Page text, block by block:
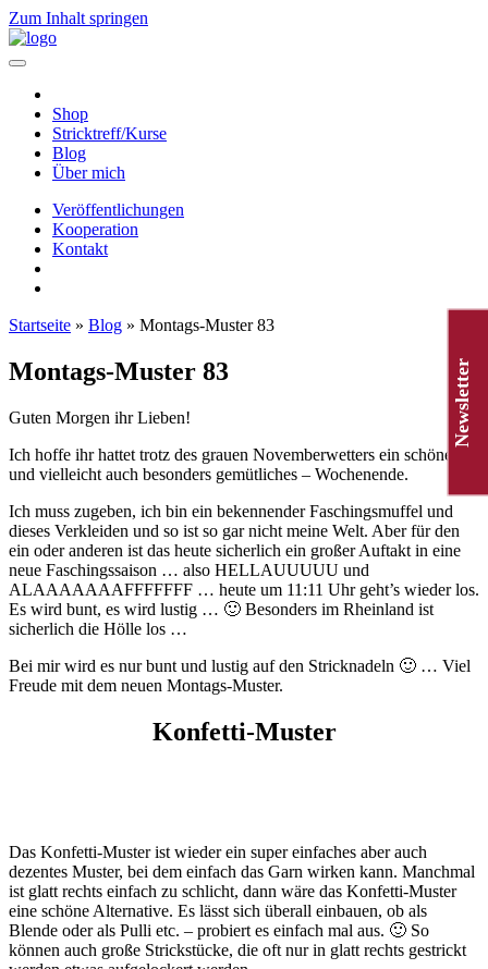
Zum Inhalt springen
Hauptnavigation
Shop
Stricktreff/Kurse
Blog
Über mich
Veröffentlichungen
Kooperation
Kontakt
Startseite » Blog » Montags-Muster 83
Montags-Muster 83
Guten Morgen ihr Lieben!
Ich hoffe ihr hattet trotz des grauen Novemberwetters ein schönes –
und vielleicht auch besonders gemütliches – Wochenende.
Ich muss zugeben, ich bin ein bekennender Faschingsmuffel und
dieses Verkleiden und so ist so gar nicht meine Welt. Aber für den
ein oder anderen ist das heute sicherlich ein großer Auftakt in eine
neue Faschingssaison … also HELLAUUUUU und
ALAAAAAAAFFFFFFF … heute um 11:11 Uhr geht’s wieder los.
Es wird bunt, es wird lustig … 🙂 Besonders im Rheinland ist
sicherlich die Hölle los …
Bei mir wird es nur bunt und lustig auf den Stricknadeln 🙂 … Viel
Freude mit dem neuen Montags-Muster.
Konfetti-Muster
Das Konfetti-Muster ist wieder ein super einfaches aber auch
dezentes Muster, bei dem einfach das Garn wirken kann. Manchmal
ist glatt rechts einfach zu schlicht, dann wäre das Konfetti-Muster
eine schöne Alternative. Es lässt sich überall einbauen, ob als
Blende oder als Pulli etc. – probiert es einfach mal aus. 🙂 So
können auch große Strickstücke, die oft nur in glatt rechts gestrickt
Newsletter